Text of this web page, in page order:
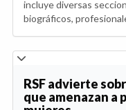
incluye diversas
biográficos,
RSF advierte
que amenazan a